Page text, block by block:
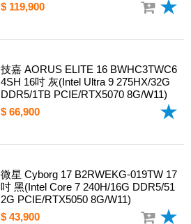
$ 119,900
技嘉 AORUS ELITE 16 BWHC3TWC6
4SH 16吋 灰(Intel Ultra 9 275HX/32G
DDR5/1TB PCIE/RTX5070 8G/W11)
$ 66,900
微星 Cyborg 17 B2RWEKG-019TW 17
吋 黑(Intel Core 7 240H/16G DDR5/51
2G PCIE/RTX5050 8G/W11)
$ 43,900